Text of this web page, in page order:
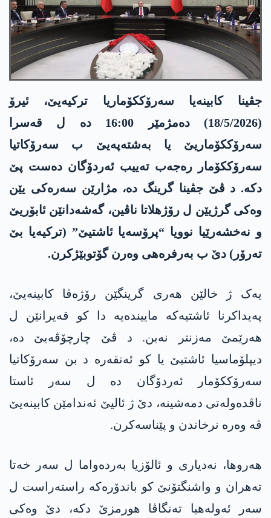
جڤینا کابینەیا سەرۆککۆماریا ترکیەیێ، ئیرۆ
(18/5/2026) دەمژمێر 16:00 دە ل قەسرا
سەرۆککۆماریێ یا بەشتەپەیێ ب سەرۆکاتیا
سەرۆککۆمار رەجەب تەییب ئەردۆگان دەست پێ
دکە. د ڤێ جڤینا گرینگ دە، مژارێن سەرەکی یێن
وەکی گرژیێن ل رۆژھلاتا ناڤین، گەشەدانێن ئابۆریێ
و نەخشەرێیا نوویا “پرۆسەیا ئاشتیێ” (ترکیەیا بێ
تەرۆر) دێ ب بەرفرەھی وەرن گۆتوبێژکرن.
یەک ژ خالێن ھەری گرینگێن رۆژەڤا کابینەیێ،
پەیداکرنا ئاشتیەکە ماییندەیە دا کو قەیرانێن ل
ھەرێمێ مەزنتر نەبن. د ڤێ چارچۆڤەیێ دە،
دیپلۆماسیا ئاشتیێ یا کو ئەنقەرە د بن سەرۆکاتیا
سەرۆککۆمار ئەردۆگان دە ل سەر ئاستا
ناڤدەولەتی دمەشینە، دێ ژ ئالیێ ئەندامێن کابینەیێ
ڤە وەرە نرخاندن و پێناسەکرن.
ھەروھا، نەدیاری و ئالۆزیا بەردەواما ل سەر خەتا
تەھران و واشنگتۆنێ کو باندۆرەکە راستەراست ل
سەر ئەولەھیا تەنگاڤا ھورمزێ دکە، دێ وەکی